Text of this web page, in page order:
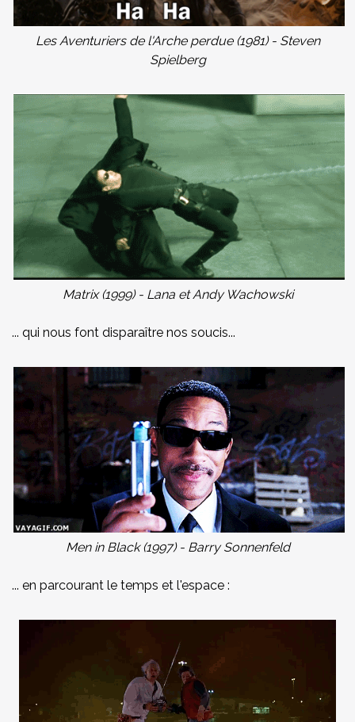
Les Aventuriers de l'Arche perdue (1981) - Steven
Spielberg
Matrix (1999) - Lana et Andy Wachowski
... qui nous font disparaître nos soucis...
Men in Black (1997) - Barry Sonnenfeld
... en parcourant le temps et l'espace :